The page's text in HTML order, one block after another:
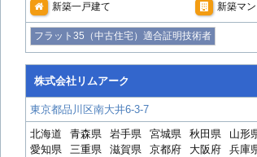
新築一戸建て 新築マ
フラット35（中古住宅）適合証明技術者
株式会社リムアーク
東京都品川区南大井6-3-7
北海道
青森県 岩手県 宮城県 秋田県 山形
愛知県
三重県 滋賀県 京都府 大阪府 兵庫